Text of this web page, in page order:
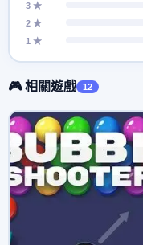
3 ★
2 ★
1 ★
🎮 相關遊戲 12